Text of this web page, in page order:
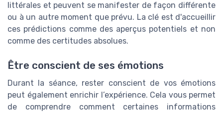
littérales et peuvent se manifester de façon différente
ou à un autre moment que prévu. La clé est d'accueillir
ces prédictions comme des aperçus potentiels et non
comme des certitudes absolues.
Être conscient de ses émotions
Durant la séance, rester conscient de vos émotions
peut également enrichir l’expérience. Cela vous permet
de comprendre comment certaines informations